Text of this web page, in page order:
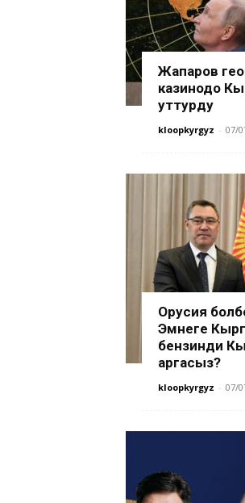
Жапаров
казинодо
уттурду
kloopkyrgyz - 07/
Орусия
Эмнеге
бензинди
аргасыз?
kloopkyrgyz - 07/